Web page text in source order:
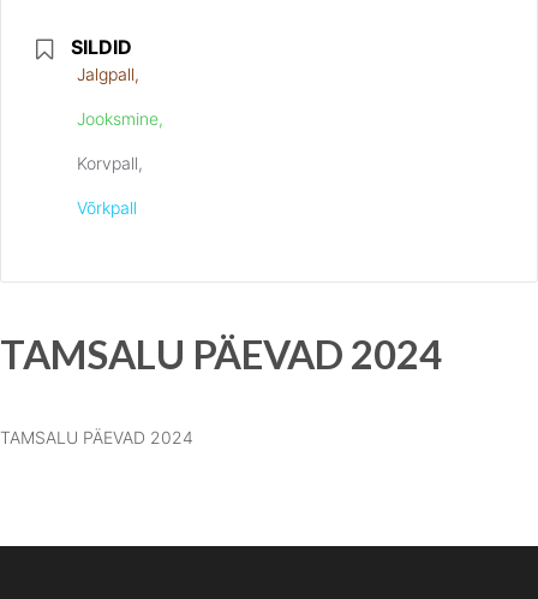
SILDID
Jalgpall,
Jooksmine,
Korvpall,
Võrkpall
TAMSALU PÄEVAD 2024
TAMSALU PÄEVAD 2024